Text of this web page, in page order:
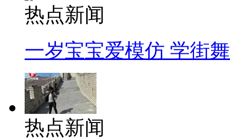
热点新闻
一岁宝宝爱模仿 学街
热点新闻